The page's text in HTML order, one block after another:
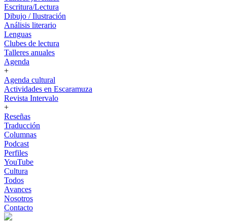
Escritura/Lectura
Dibujo / Ilustración
Análisis literario
Lenguas
Clubes de lectura
Talleres anuales
Agenda
+
Agenda cultural
Actividades en Escaramuza
Revista Intervalo
+
Reseñas
Traducción
Columnas
Podcast
Perfiles
YouTube
Cultura
Todos
Avances
Nosotros
Contacto